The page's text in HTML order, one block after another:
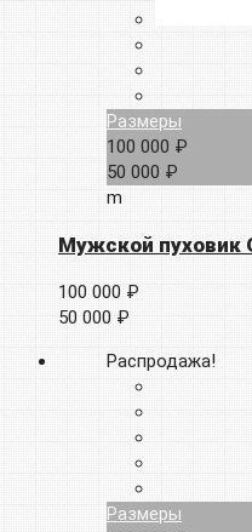
Размеры
100 000 ₽
50 000 ₽
m
Мужской пуховик
100 000 ₽
50 000 ₽
Распродажа!
Размеры